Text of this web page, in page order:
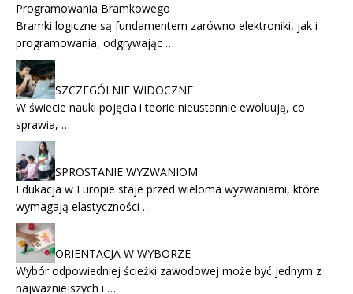
Programowania Bramkowego
Bramki logiczne są fundamentem zarówno elektroniki, jak i
programowania, odgrywając …
SZCZEGÓLNIE WIDOCZNE
W świecie nauki pojęcia i teorie nieustannie ewoluują, co
sprawia, …
SPROSTANIE WYZWANIOM
Edukacja w Europie staje przed wieloma wyzwaniami, które
wymagają elastyczności …
ORIENTACJA W WYBORZE
Wybór odpowiedniej ścieżki zawodowej może być jednym z
najważniejszych i …